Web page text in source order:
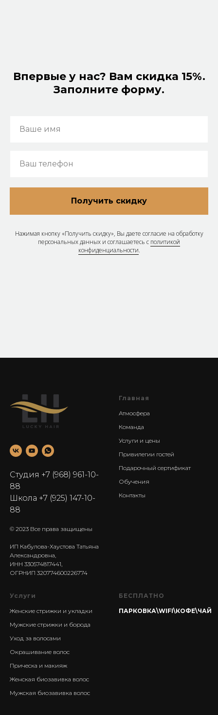
Впервые у нас? Вам скидка 15%.
Заполните форму.
Ваше имя
Ваш телефон
Получить скидку
Нажимая кнопку «Получить скидку», Вы даете согласие на обработку
персональных данных и соглашаетесь с политикой
конфиденциальности.
Студия +7 (968) 961-10-
88
Школа +7 (925) 147-10-
88
© 2023 Все права защищены
ИП Кабулова-Хаустова Татьяна
Александровна,
ИНН 330574817441,
ОГРНИП 320774600226774
Главная
Атмосфера
Команда
Услуги и цены
Привилегии гостей
Подарочный сертификат
Обучения
Контакты
Услуги
Женские стрижки и укладки
Мужские стрижки и борода
Уход за волосами
Окрашивание волос
Прическа и макияж
Женская биозавивка волос
Мужская биозавивка волос
БЕСПЛАТНО
ПАРКОВКА\WIFI\КОФЕ\ЧАЙ